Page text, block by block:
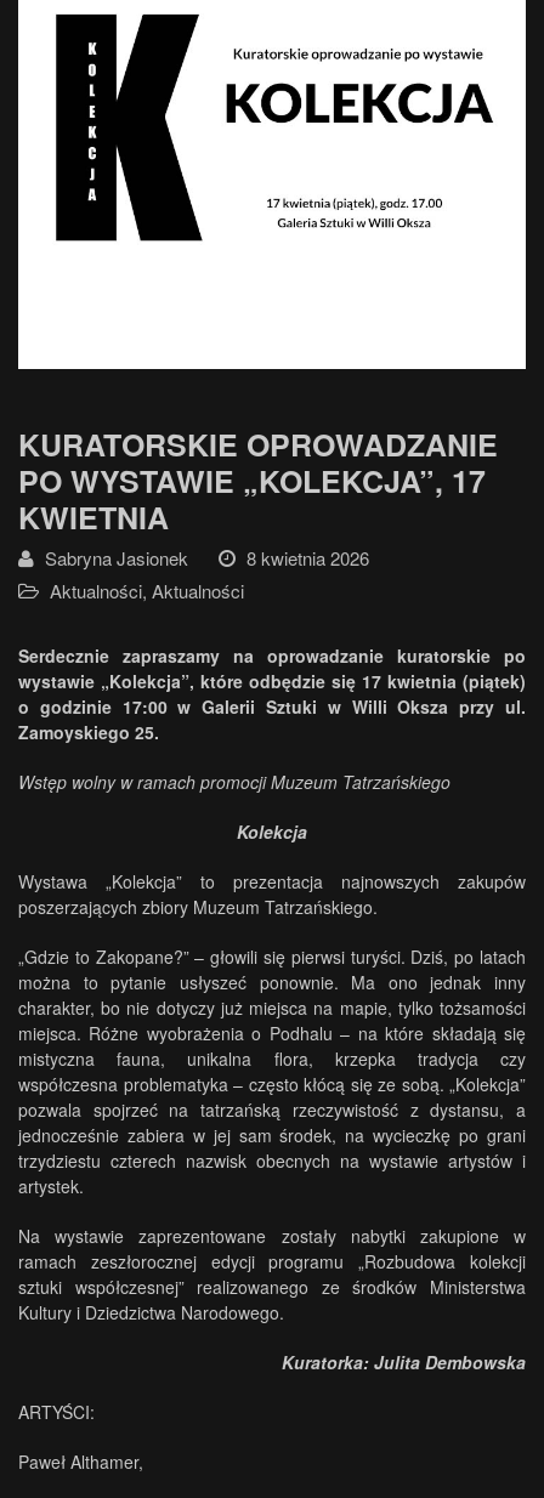
KURATORSKIE OPROWADZANIE
PO WYSTAWIE „KOLEKCJA”, 17
KWIETNIA
Sabryna Jasionek
8 kwietnia 2026
Aktualności, Aktualności
Serdecznie zapraszamy na oprowadzanie kuratorskie po
wystawie „Kolekcja”, które odbędzie się 17 kwietnia (piątek)
o godzinie 17:00 w Galerii Sztuki w Willi Oksza przy ul.
Zamoyskiego 25.
Wstęp wolny w ramach promocji Muzeum Tatrzańskiego
Kolekcja
Wystawa „Kolekcja” to prezentacja najnowszych zakupów
poszerzających zbiory Muzeum Tatrzańskiego.
„Gdzie to Zakopane?” – głowili się pierwsi turyści. Dziś, po latach
można to pytanie usłyszeć ponownie. Ma ono jednak inny
charakter, bo nie dotyczy już miejsca na mapie, tylko tożsamości
miejsca. Różne wyobrażenia o Podhalu – na które składają się
mistyczna fauna, unikalna flora, krzepka tradycja czy
współczesna problematyka – często kłócą się ze sobą. „Kolekcja”
pozwala spojrzeć na tatrzańską rzeczywistość z dystansu, a
jednocześnie zabiera w jej sam środek, na wycieczkę po grani
trzydziestu czterech nazwisk obecnych na wystawie artystów i
artystek.
Na wystawie zaprezentowane zostały nabytki zakupione w
ramach zeszłorocznej edycji programu „Rozbudowa kolekcji
sztuki współczesnej” realizowanego ze środków Ministerstwa
Kultury i Dziedzictwa Narodowego.
Kuratorka: Julita Dembowska
ARTYŚCI:
Paweł Althamer,